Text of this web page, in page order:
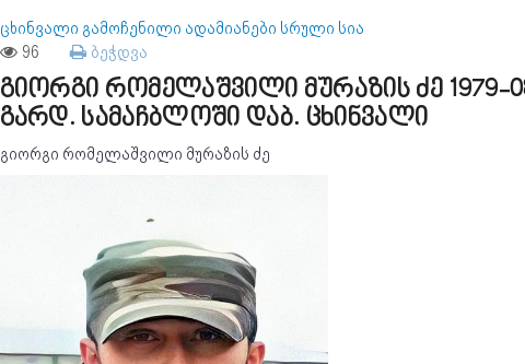
ცხინვალი გამოჩენილი ადამიანები სრული სია
96 ბეჭდვა
გიორგი რომელაშვილი მურაზის ძე 1979-
გარდ. სამაჩბლოში დაბ. ცხინვალი
გიორგი რომელაშვილი მურაზის ძე